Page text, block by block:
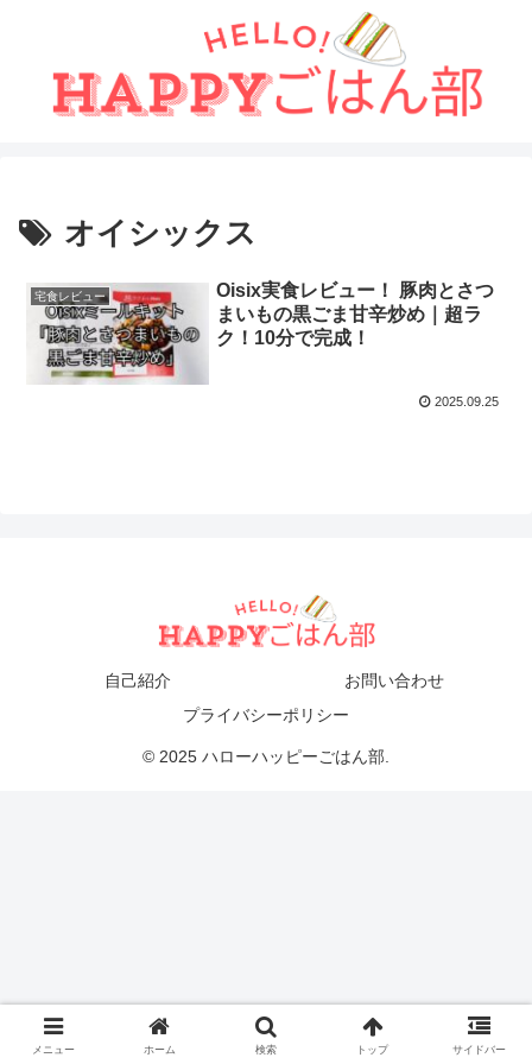
オイシックス
宅食レビュー
Oisix実食レビュー！ 豚肉とさつ
まいもの黒ごま甘辛炒め｜超ラ
ク！10分で完成！
2025.09.25
自己紹介
お問い合わせ
プライバシーポリシー
© 2025 ハローハッピーごはん部.
メニュー ホーム 検索 トップ サイドバー